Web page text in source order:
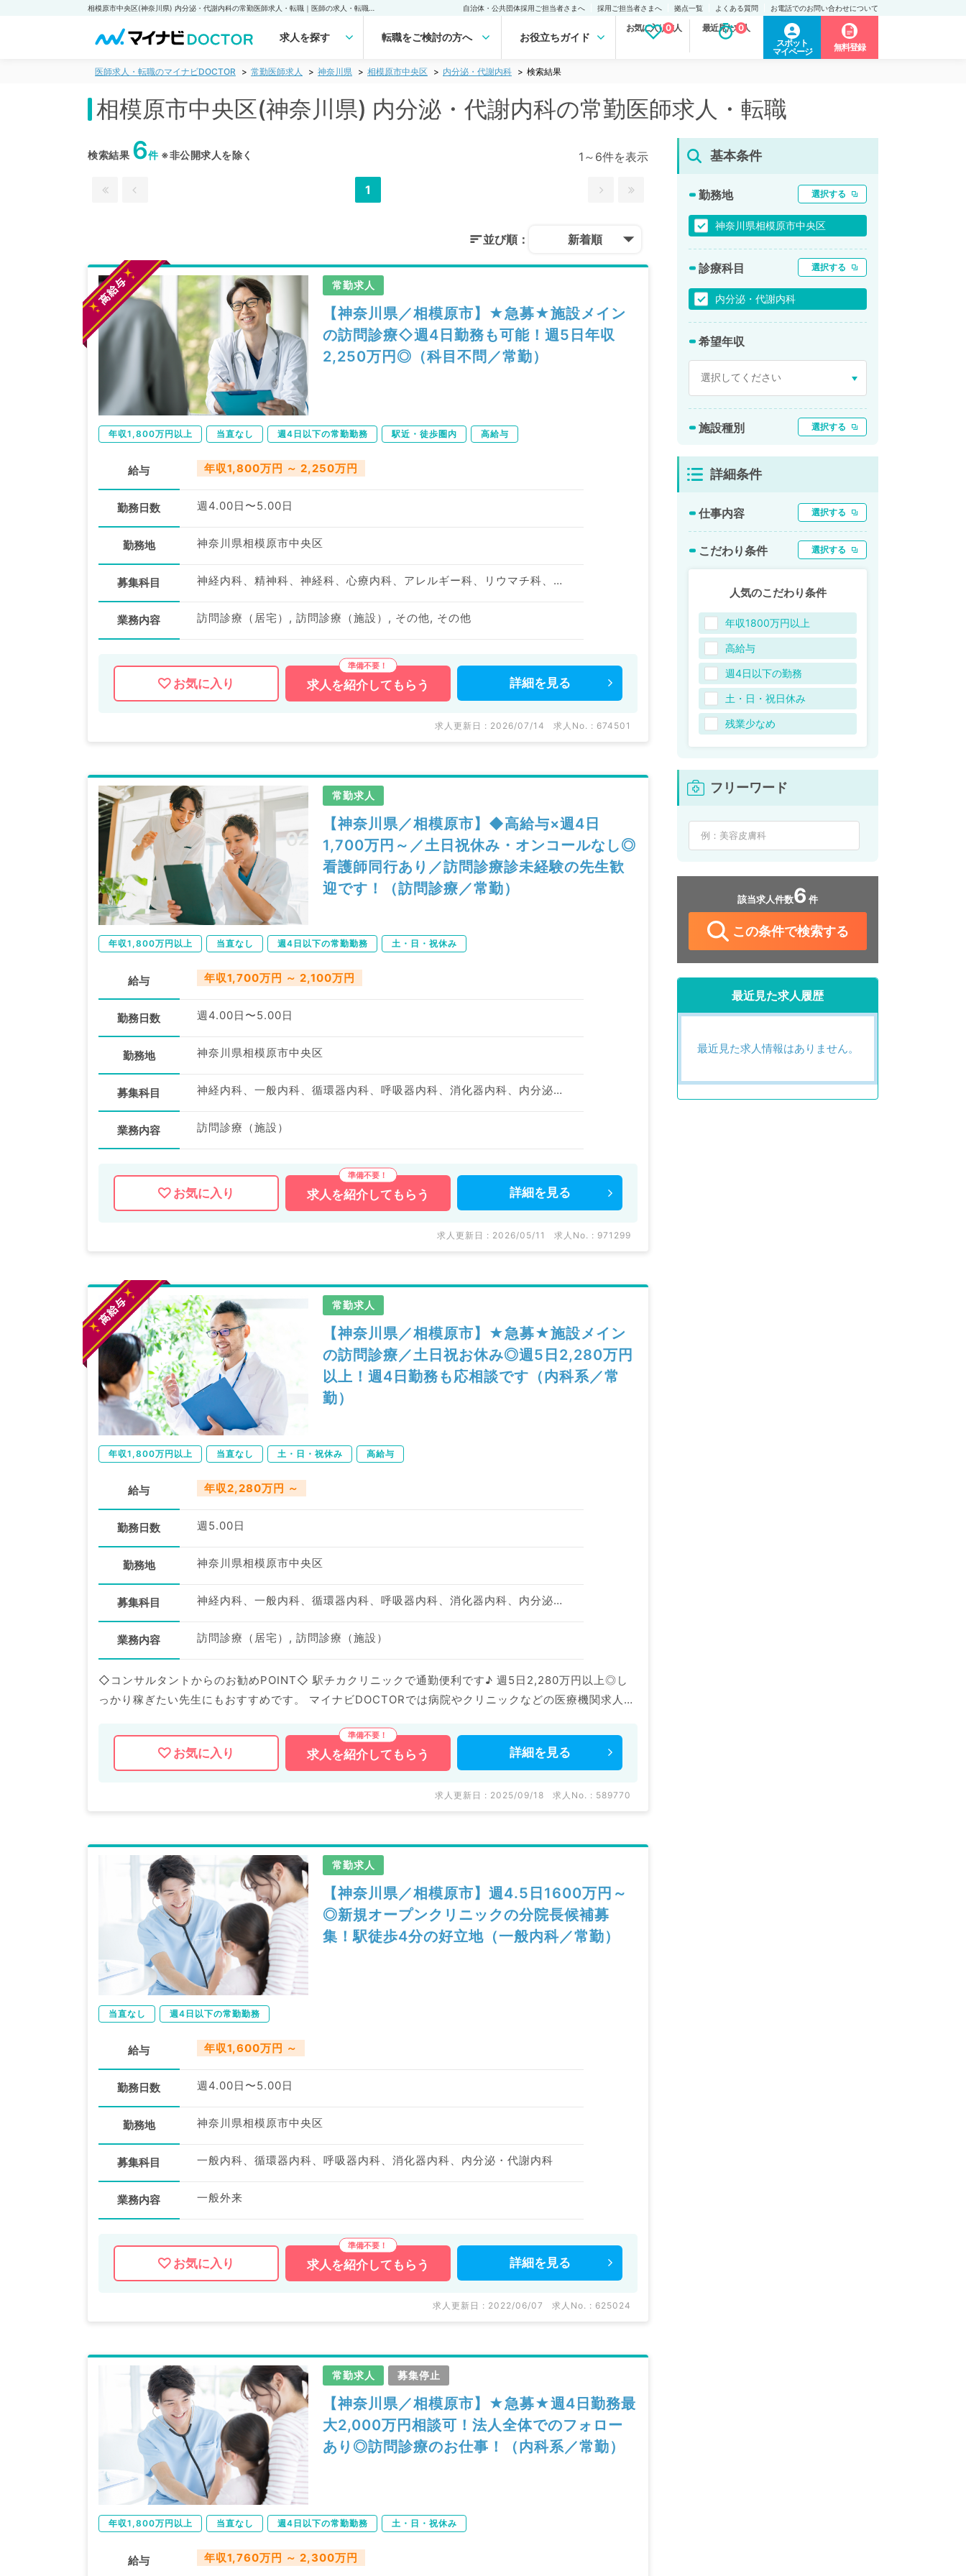
自治体・公共団体採用ご担当者さまへ 採用ご担当者さまへ 拠点一覧 よくある質問 お電話でのお問い合わせについて
求人を探す 転職をご検討の方へ お役立ちガイド
お気に入り求人
0 最近見た求人
0
スポット
マイページ
無料登録
医師求人・転職のマイナビDOCTOR 常勤医師求人 神奈川県 相模原市中央区 内分泌・代謝内科 検索結果
相模原市中央区(神奈川県) 内分泌・代謝内科の常勤医師求人・転職
検索結果 6件※非公開求人を除く 1～6件を表示
1
並び順： 新着順
常勤求人
【神奈川県／相模原市】★急募★施設メイン
の訪問診療◇週4日勤務も可能！週5日年収
2,250万円◎（科目不問／常勤）
年収1,800万円以上 当直なし 週4日以下の常勤勤務 駅近・徒歩圏内 高給与
給与 年収1,800万円 ～ 2,250万円
勤務日数 週4.00日〜5.00日
勤務地 神奈川県相模原市中央区
募集科目 神経内科、精神科、神経科、心療内科、アレルギー科、リウマチ科、小児科、整形外科、形成外科、美容外科、脳神経外科、呼吸器外科、心臓血管外科、小児外科、泌尿器科、産婦人科、産科、婦人科、眼科、耳鼻咽喉科、気管食道科、リハビリテーション科、麻酔科、ペインクリニック、人工透析科、緩和ケア科、一般内科、循環器内科、呼吸器内科、消化器内科、内分泌・代謝内科、腎臓内科、老年内科、血液内科、外科系全般、一般外科、消化器外科、乳腺外科、総合診療科、健診・人間ドック、救急科・ＩＣＵ、病理科、基礎医学系、膠原病科、スポーツ整形外科、大腸・肛門外科、産業医、脊髄・脊椎外科
業務内容 訪問診療（居宅）, 訪問診療（施設）, その他, その他
お気に入り 求人を紹介してもらう 詳細を 見る
求人更新日 : 2026/07/14 求人No. : 674501
常勤求人
【神奈川県／相模原市】◆高給与×週4日
1,700万円～／土日祝休み・オンコールなし◎
看護師同行あり／訪問診療診未経験の先生歓
迎です！（訪問診療／常勤）
年収1,800万円以上 当直なし 週4日以下の常勤勤務 土・日・祝休み
給与 年収1,700万円 ～ 2,100万円
勤務日数 週4.00日〜5.00日
勤務地 神奈川県相模原市中央区
募集科目 神経内科、一般内科、循環器内科、呼吸器内科、消化器内科、内分泌・代謝内科、腎臓内科、老年内科
業務内容 訪問診療（施設）
お気に入り 求人を紹介してもらう 詳細を 見る
求人更新日 : 2026/05/11 求人No. : 971299
常勤求人
【神奈川県／相模原市】★急募★施設メイン
の訪問診療／土日祝お休み◎週5日2,280万円
以上！週4日勤務も応相談です（内科系／常
勤）
年収1,800万円以上 当直なし 土・日・祝休み 高給与
給与 年収2,280万円 ～
勤務日数 週5.00日
勤務地 神奈川県相模原市中央区
募集科目 神経内科、一般内科、循環器内科、呼吸器内科、消化器内科、内分泌・代謝内科、腎臓内科、老年内科、血液内科、膠原病科
業務内容 訪問診療（居宅）, 訪問診療（施設）
◇コンサルタントからのお勧めPOINT◇ 駅チカクリニックで通勤便利です♪ 週5日2,280万円以上◎し
っかり稼ぎたい先生にもおすすめです。 マイナビDOCTORでは病院やクリニックなどの医療機関求人は
気軽にお問合せ下さい。
お気に入り 求人を紹介してもらう 詳細を 見る
求人更新日 : 2025/09/18 求人No. : 589770
常勤求人
【神奈川県／相模原市】週4.5日1600万円～
◎新規オープンクリニックの分院長候補募
集！駅徒歩4分の好立地（一般内科／常勤）
当直なし 週4日以下の常勤勤務
給与 年収1,600万円 ～
勤務日数 週4.00日〜5.00日
勤務地 神奈川県相模原市中央区
募集科目 一般内科、循環器内科、呼吸器内科、消化器内科、内分泌・代謝内科
業務内容 一般外来
お気に入り 求人を紹介してもらう 詳細を 見る
求人更新日 : 2022/06/07 求人No. : 625024
常勤求人 募集停止
【神奈川県／相模原市】★急募★週4日勤務最
大2,000万円相談可！法人全体でのフォロー
あり◎訪問診療のお仕事！（内科系／常勤）
年収1,800万円以上 当直なし 週4日以下の常勤勤務 土・日・祝休み
給与 年収1,760万円 ～ 2,300万円
基本条件
勤務地 選択する
神奈川県相模原市中央区
診療科目 選択する
内分泌・代謝内科
希望年収
施設種別 選択する
詳細条件
仕事内容 選択する
こだわり条件 選択する
人気のこだわり条件
年収1800万円以上
高給与
週4日以下の勤務
土・日・祝日休み
残業少なめ
フリーワード
該当求人件数6 件
この条件で検索する
最近見た求人履歴
最近見た求人情報はありません。